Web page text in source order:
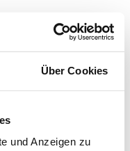
Über Cookies
und Anzeigen zu